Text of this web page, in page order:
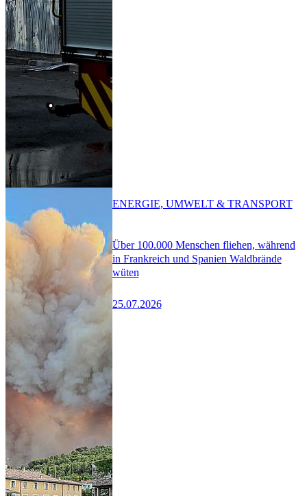
Über 100.000 Menschen fliehen, während
in Frankreich und Spanien Waldbrände
wüten
25.07.2026
ENERGIE, UMWELT & TRANSPORT